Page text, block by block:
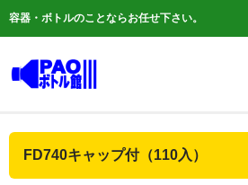
容器・ボトルのことならお任せ下さい。
ご利用ガイド
FD740キャップ付（110入）